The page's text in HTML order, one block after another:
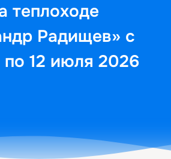
теплоходе
Радищев» с
12 июля 2026